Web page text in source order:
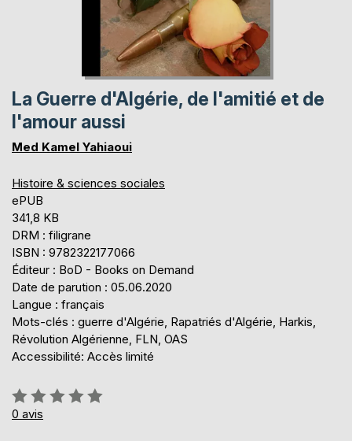
La Guerre d'Algérie, de l'amitié et de
l'amour aussi
Med Kamel Yahiaoui
Histoire & sciences sociales
ePUB
341,8 KB
DRM : filigrane
ISBN : 9782322177066
Éditeur : BoD - Books on Demand
Date de parution : 05.06.2020
Langue : français
Mots-clés : guerre d'Algérie, Rapatriés d'Algérie, Harkis,
Révolution Algérienne, FLN, OAS
Accessibilité: Accès limité
Évaluation:
0%
0 avis